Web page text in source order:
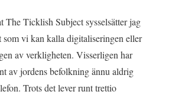
The Ticklish Subjectsysselsätter jag
som vi kan kalla digitaliseringen eller
av verkligheten. Visserligen har
av jordens befolkning ännu aldrig
Trots det lever runt trettio